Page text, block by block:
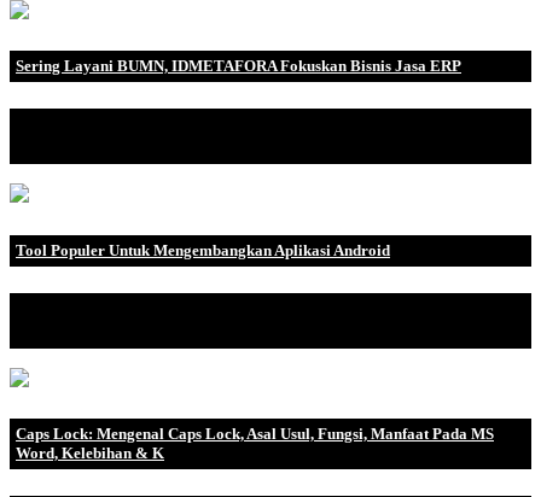
Sering Layani BUMN, IDMETAFORA Fokuskan Bisnis Jasa ERP
Tool Populer Untuk Mengembangkan Aplikasi Android
Caps Lock: Mengenal Caps Lock, Asal Usul, Fungsi, Manfaat Pada MS
Word, Kelebihan & K